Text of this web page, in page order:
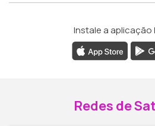
Instale a aplicação
Redes de